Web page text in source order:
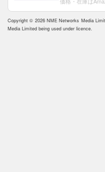
Copyright © 2026 NME Networks Media
Media Limited being used under licence.